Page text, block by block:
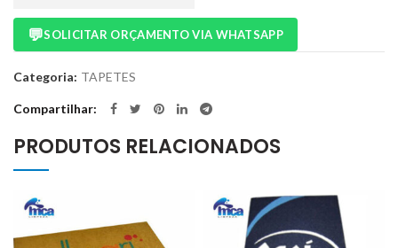
💬SOLICITAR ORÇAMENTO VIA WHATSAPP
Categoria: TAPETES
Compartilhar
PRODUTOS RELACIONADOS